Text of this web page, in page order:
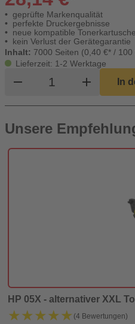
geprüfte Markenqualität
perfekte Druckergebnisse
neue kompatible Tonerkartusche
kein Verlust der Gerätegarantie
Inhalt: 7000 Seiten (0,40 €* / 100
Lieferzeit: 1-2 Werktage
remove Produktadd In
Unsere
HP 05X - alternativer XXL
★★★★★
★★★★★ (4 Bewertungen)